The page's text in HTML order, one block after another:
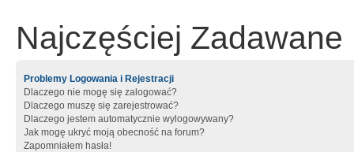
Najczęściej Zadawane
Problemy Logowania i Rejestracji
Dlaczego nie mogę się zalogować?
Dlaczego muszę się zarejestrować?
Dlaczego jestem automatycznie wylogowywany?
Jak mogę ukryć moją obecność na forum?
Zapomniałem hasła!